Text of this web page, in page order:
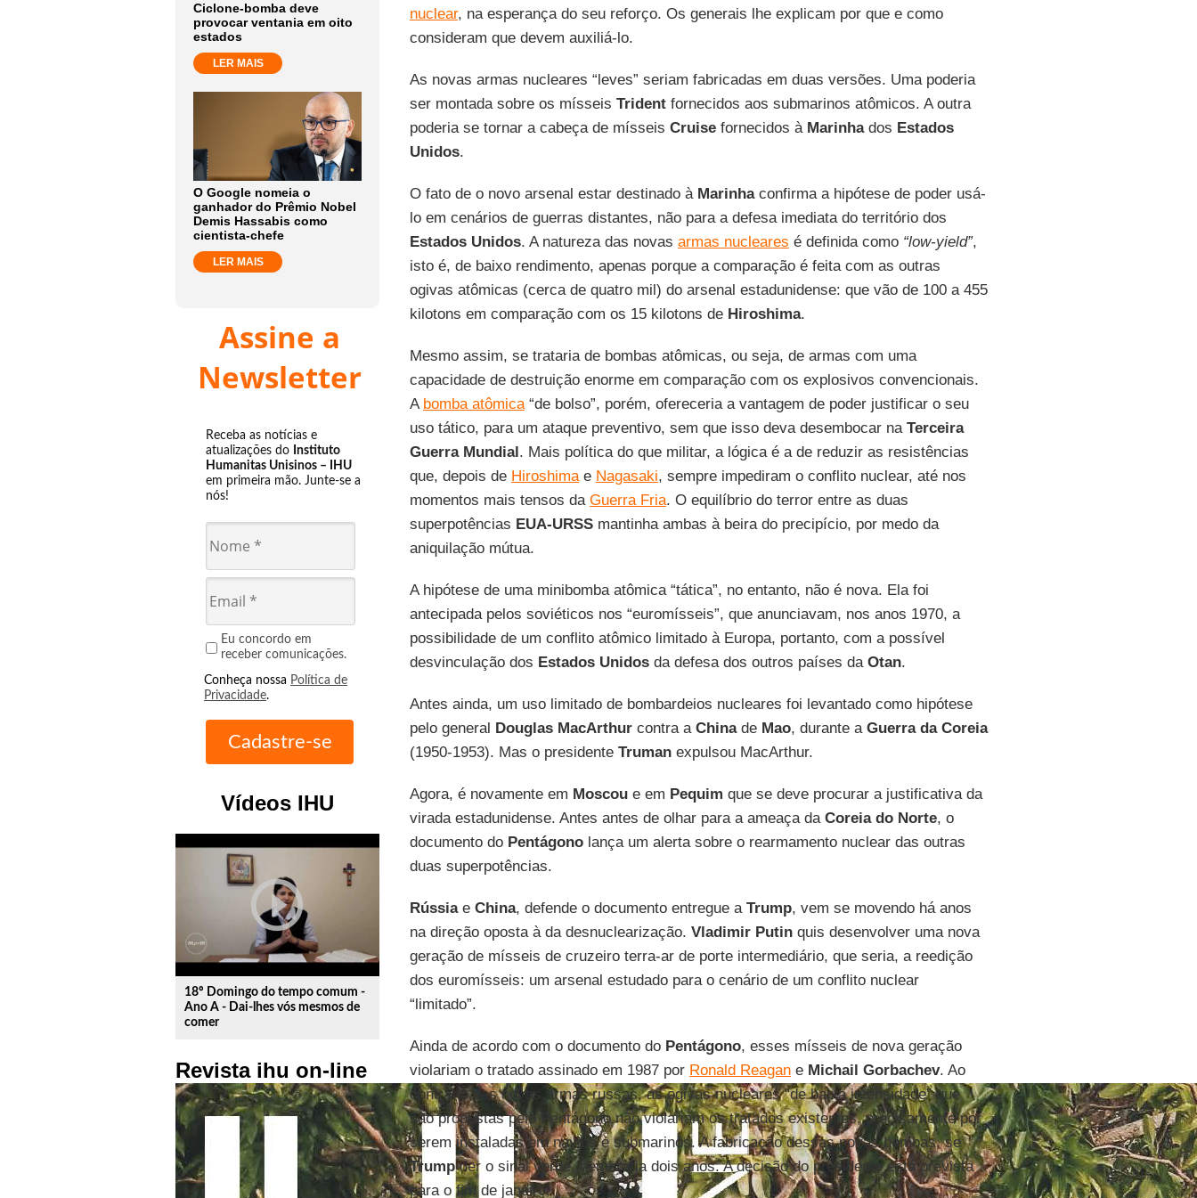
Ciclone-bomba deve
provocar ventania em oito
estados
LER MAIS
O Google nomeia o
ganhador do Prêmio Nobel
Demis Hassabis como
cientista-chefe
LER MAIS
Assine a
Newsletter
Receba as notícias e
atualizações do Instituto
Humanitas Unisinos – IHU
em primeira mão. Junte-se a
nós!
Eu concordo em
receber comunicações.
Conheça nossa Política de
Privacidade.
Vídeos IHU
play_circle_outline
18º Domingo do tempo comum -
Ano A - Dai-lhes vós mesmos de
comer
Revista ihu on-line
nuclear, na esperança do seu reforço. Os generais lhe explicam por que e como
consideram que devem auxiliá-lo.
As novas armas nucleares “leves” seriam fabricadas em duas versões. Uma poderia
ser montada sobre os mísseis Tridentfornecidos aos submarinos atômicos. A outra
poderia se tornar a cabeça de mísseis Cruisefornecidos à Marinhados Estados
Unidos.
O fato de o novo arsenal estar destinado à Marinhaconfirma a hipótese de poder usá-
lo em cenários de guerras distantes, não para a defesa imediata do território dos
Estados Unidos. A natureza das novas armas nucleares é definida como “low-yield”,
isto é, de baixo rendimento, apenas porque a comparação é feita com as outras
ogivas atômicas (cerca de quatro mil) do arsenal estadunidense: que vão de 100 a 455
kilotons em comparação com os 15 kilotons de Hiroshima.
Mesmo assim, se trataria de bombas atômicas, ou seja, de armas com uma
capacidade de destruição enorme em comparação com os explosivos convencionais.
A bomba atômica“de bolso”, porém, ofereceria a vantagem de poder justificar o seu
uso tático, para um ataque preventivo, sem que isso deva desembocar na Terceira
Guerra Mundial. Mais política do que militar, a lógica é a de reduzir as resistências
que, depois de Hiroshimae Nagasaki, sempre impediram o conflito nuclear, até nos
momentos mais tensos da Guerra Fria. O equilíbrio do terror entre as duas
superpotências EUA-URSSmantinha ambas à beira do precipício, por medo da
aniquilação mútua.
A hipótese de uma minibomba atômica “tática”, no entanto, não é nova. Ela foi
antecipada pelos soviéticos nos “euromísseis”, que anunciavam, nos anos 1970, a
possibilidade de um conflito atômico limitado à Europa, portanto, com a possível
desvinculação dos Estados Unidosda defesa dos outros países da Otan.
Antes ainda, um uso limitado de bombardeios nucleares foi levantado como hipótese
pelo general Douglas MacArthurcontra a Chinade Mao, durante a Guerra da Coreia
(1950-1953). Mas o presidente Trumanexpulsou MacArthur.
Agora, é novamente em Moscoue em Pequim que se deve procurar a justificativa da
virada estadunidense. Antes antes de olhar para a ameaça da Coreia do Norte, o
documento do Pentágonolança um alerta sobre o rearmamento nuclear das outras
duas superpotências.
Rússiae China, defende o documento entregue a Trump, vem se movendo há anos
na direção oposta à da desnuclearização. Vladimir Putinquis desenvolver uma nova
geração de mísseis de cruzeiro terra-ar de porte intermediário, que seria, a reedição
dos euromísseis: um arsenal estudado para o cenário de um conflito nuclear
“limitado”.
Ainda de acordo com o documento do Pentágono, esses mísseis de nova geração
violariam o tratado assinado em 1987 por Ronald Reagane Michail Gorbachev. Ao
contrário das novas armas russas, as ogivas nucleares “de baixa intensidade” que
são propostas pelo Pentágono não violariam os tratados existentes, precisamente por
serem instaladas em navios e submarinos. A fabricação dessas novas bombas, se
Trumpder o sinal verde, demoraria dois anos. A decisão do presidente está prevista
para o fim de janeiro.